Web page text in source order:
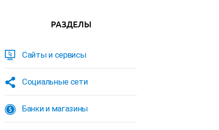
РАЗДЕЛЫ
Сайты и сервисы
Социальные сети
Банки и магазины